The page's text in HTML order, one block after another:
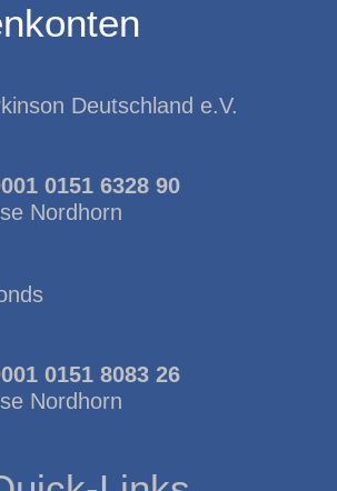
Deutschland e.V.
0151 6328 90
Nordhorn
0151 8083 26
Nordhorn